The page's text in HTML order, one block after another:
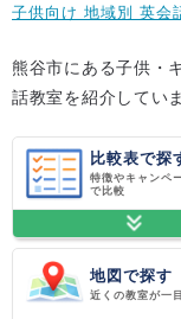
子供向け 地域別 英会
熊谷市にある子供・
話教室を紹介してい
比較表で探
特徴やキャンペ
で比較
地図で探す
近くの教室が一